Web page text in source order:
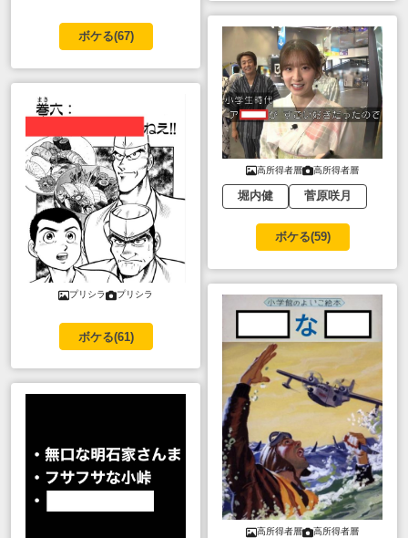
ボケる(67)
プリシラ プリシラ
ボケる(61)
高所得者層 高所得者層
堀内健 菅原咲月
ボケる(59)
高所得者層 高所得者層